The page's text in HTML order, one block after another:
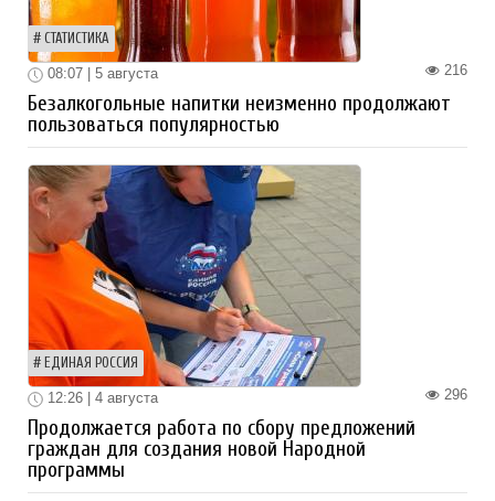
СТАТИСТИКА
216
08:07 | 5 августа
Безалкогольные напитки неизменно продолжают
пользоваться популярностью
ЕДИНАЯ РОССИЯ
296
12:26 | 4 августа
Продолжается работа по сбору предложений
граждан для создания новой Народной
программы